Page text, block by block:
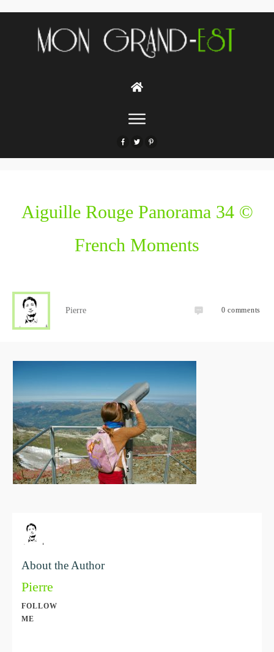
Aiguille Rouge Panorama 34 ©
French Moments
Pierre 0 comments
About the Author
Pierre
FOLLOW
ME